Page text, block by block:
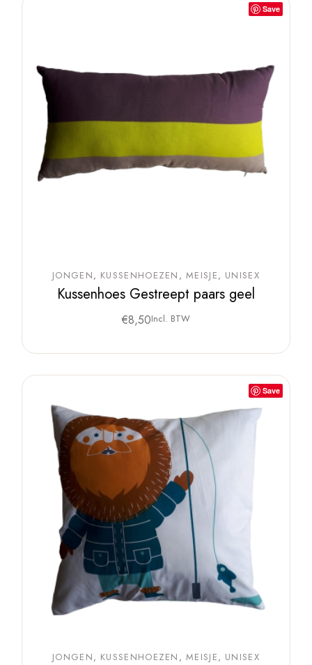
Save
JONGEN KUSSENHOEZEN MEISJE UNISEX
Kussenhoes Gestreept paars geel
€8,50Incl. BTW
Save
JONGEN KUSSENHOEZEN MEISJE UNISEX